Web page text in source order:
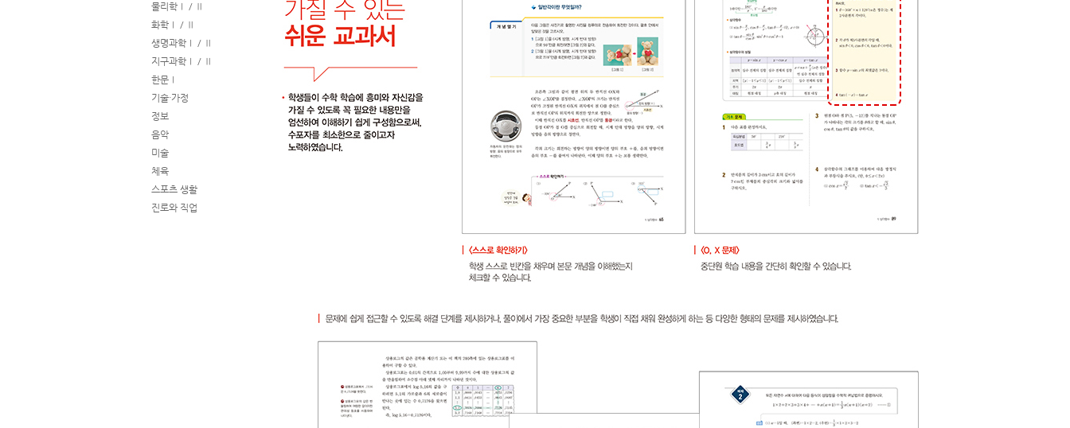
물리학Ⅰ / Ⅱ
화학Ⅰ / Ⅱ
생명과학Ⅰ / Ⅱ
지구과학Ⅰ / Ⅱ
한문Ⅰ
기술·가정
정보
음악
미술
체육
스포츠 생활
진로와 직업